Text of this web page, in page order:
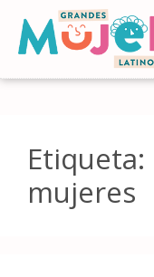
Etiqueta:
mujeres